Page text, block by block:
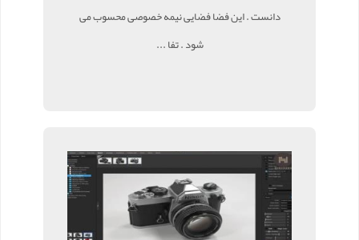
دانست . این فضا فضایی نیمه خصوصی محسوب می
شود . تفا ...